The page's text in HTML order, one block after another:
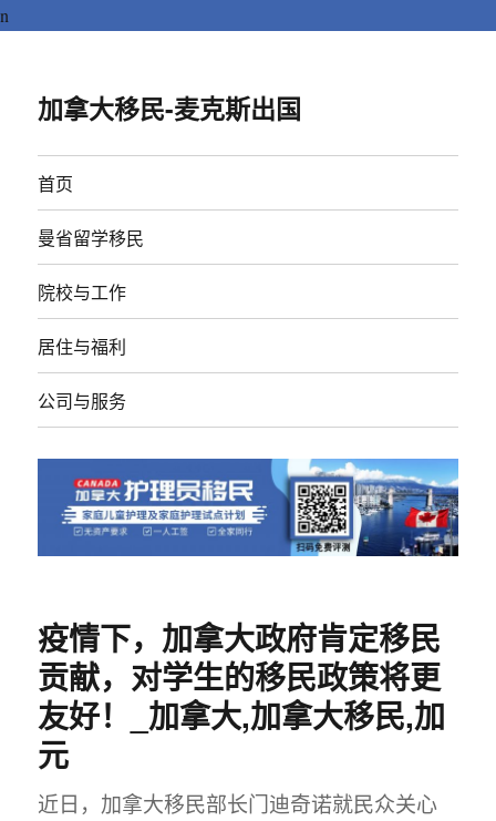
n
加拿大移民-麦克斯出国
首页
曼省留学移民
院校与工作
居住与福利
公司与服务
疫情下，加拿大政府肯定移民
贡献，对学生的移民政策将更
友好！_加拿大,加拿大移民,加
元
近日，加拿大移民部长门迪奇诺就民众关心